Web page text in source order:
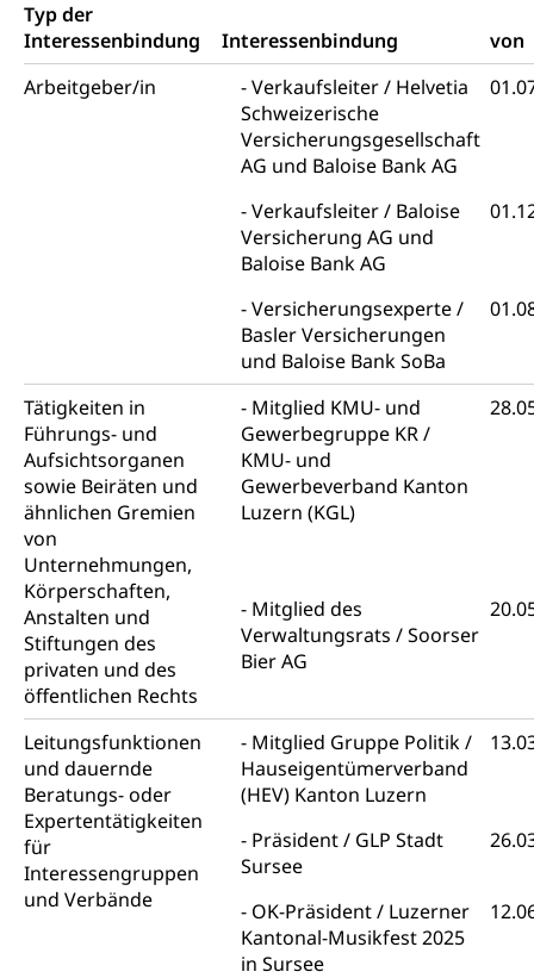
Typ der
Interessenbindung
Interessenbindung
von
Arbeitgeber/in
Verkaufsleiter / Helvetia
Schweizerische
Versicherungsgesellschaft
AG und Baloise Bank AG
Verkaufsleiter / Baloise
Versicherung AG und
Baloise Bank AG
Versicherungsexperte /
Basler Versicherungen
und Baloise Bank SoBa
Tätigkeiten in
Führungs- und
Aufsichtsorganen
sowie Beiräten und
ähnlichen Gremien
von
Unternehmungen,
Körperschaften,
Anstalten und
Stiftungen des
privaten und des
öffentlichen Rechts
Mitglied KMU- und
Gewerbegruppe KR /
KMU- und
Gewerbeverband Kanton
Luzern (KGL)
Mitglied des
Verwaltungsrats / Soorser
Bier AG
Leitungsfunktionen
und dauernde
Beratungs- oder
Expertentätigkeiten
für
Interessengruppen
und Verbände
Mitglied Gruppe Politik /
Hauseigentümerverband
(HEV) Kanton Luzern
Präsident / GLP Stadt
Sursee
OK-Präsident / Luzerner
Kantonal-Musikfest 2025
in Sursee
Staat und Recht
Gleichstellung von Frau und Mann
Diskriminierung, Gleichstellungsbüro, Mobbing
Gleichstellung aller Geschlechter und
Lebensformen
Gleichstellung Menschen mit
Behinderungen
Schlichtungsbehörde Gleichstellung
Zivilrecht, Zivilrechtspflege, Gerichtsverfahren
Bezirksgerichte: Aufgaben und Verfahren
Kosten im Zivilprozess
Betreibung und Konkurs
Bankrott, Schulden, Zahlungsunfähigkeit, Pfändung
Schulden (gruezi.lu.ch)
Betreibungsämter
Betreibungsverfahren
Konkursämter
Demokratie
Regierungsform, Stimm- und Wahlrecht,
Stimmrecht, Abstimmungen, Wahlen, politische
Parteien, Grundfreiheiten, Pluralismus
Volksrechte
Kantonale Steuern
Finanzausgleich, Einkommenssteuer, Kopfsteuer,
Personalsteuer, Haushaltssteuer, Vermögenssteuer,
Verrechnungssteuer, Quellensteuer,
Grundstückgewinnsteuer, Liegenschaftssteuer,
Handänderungssteuer, Grundsteuer, Kirchensteuer,
Gewerbesteuer, Vergnügungssteuer,
Reklameplakatsteuer, Verkehrssteuer,
Erbschaftssteuer, Schenkungssteuer, Gewinn- und
Kapitalsteuer
Steuern (Dienststelle)
Ombudsstellen
Vermittler, Vermittlungsstelle, Schlichtungsstelle,
Vermittlung, Schlichtung, Mediation
Umgang mit Beschwerden (Volksschulen)
Beschwerde Strassenverkehrsamt
Rassismus
Diskriminierung, Fremdenfeindlichkeit,